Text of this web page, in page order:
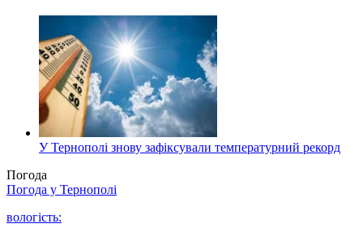
У Тернополі знову зафіксували температурний рекорд
Погода
Погода у Тернополі
вологість: